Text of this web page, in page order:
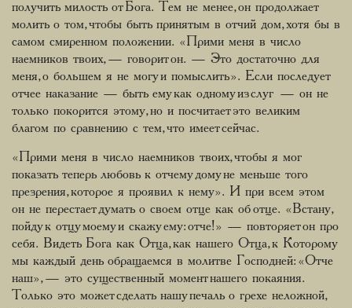
получить милость от Бога. Тем не менее, он продолжает
молить о том, чтобы быть принятым в отчий дом, хотя бы в
самом смиренном положении. «Прими меня в число
наемников твоих, — говорит он. — Это достаточно для
меня, о большем я не могу и помыслить». Если последует
отчее наказание — быть ему как одному из слуг — он не
только покорится этому, но и посчитает это великим
благом по сравнению с тем, что имеет сейчас.
«Прими меня в число наемников твоих, чтобы я мог
показать теперь любовь к отчему дому не меньше того
презрения, которое я проявил к нему». И при всем этом
он не перестает думать о своем отце как об отце. «Встану,
пойду к отцу моему и скажу ему: отче!» — повторяет он про
себя. Видеть Бога как Отца, как нашего Отца, к Которому
мы каждый день обращаемся в молитве Господней: «Отче
наш», — это существенный момент нашего покаяния.
Только это может сделать нашу печаль о грехе неложной,